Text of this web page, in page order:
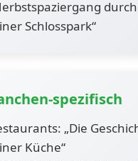
Schlosspark“
spezifisch
„Die
Küche“